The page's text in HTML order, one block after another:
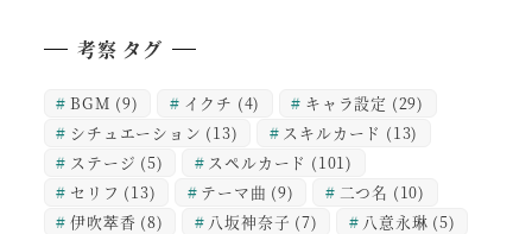
考察 タグ
BGM (9) イクチ (4) キャラ設定 (29)
シチュエーション (13) スキルカード (13)
ステージ (5) スペルカード (101)
セリフ (13) テーマ曲 (9) 二つ名 (10)
伊吹萃香 (8) 八坂神奈子 (7) 八意永琳 (5)